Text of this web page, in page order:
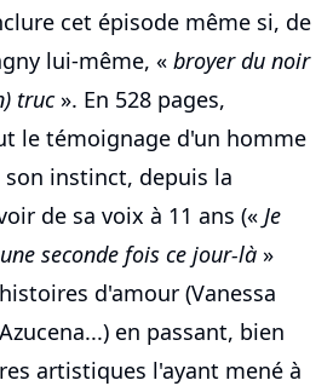
cet épisode même si, de
lui-même, « broyer du noir
truc». En 528 pages,
le témoignage d'un homme
instinct, depuis la
de sa voix à 11 ans (« Je
seconde fois ce jour-là »
d'amour (Vanessa
en passant, bien
artistiques l'ayant mené à